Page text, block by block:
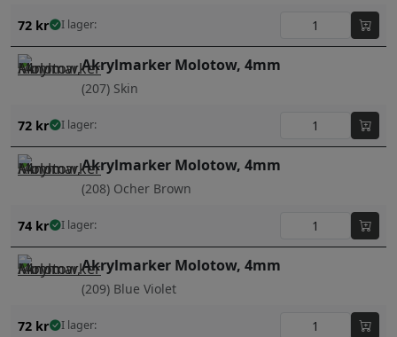
72 kr I lager:
Akrylmarker Molotow, 4mm
(207) Skin
72 kr I lager:
Akrylmarker Molotow, 4mm
(208) Ocher Brown
74 kr I lager:
Akrylmarker Molotow, 4mm
(209) Blue Violet
72 kr I lager: